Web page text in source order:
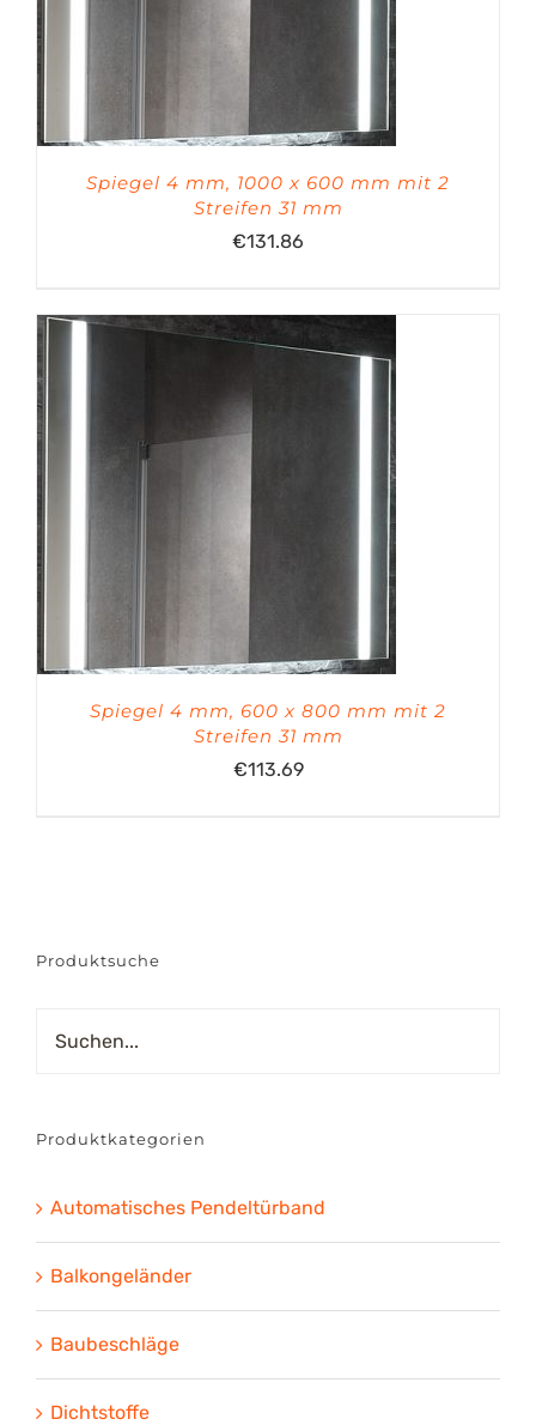
Spiegel 4 mm, 1000 x 600 mm mit 2
Streifen 31 mm
€131.86
Spiegel 4 mm, 600 x 800 mm mit 2
Streifen 31 mm
€113.69
Produktsuche
Produktkategorien
Automatisches Pendeltürband
Balkongeländer
Baubeschläge
Dichtstoffe